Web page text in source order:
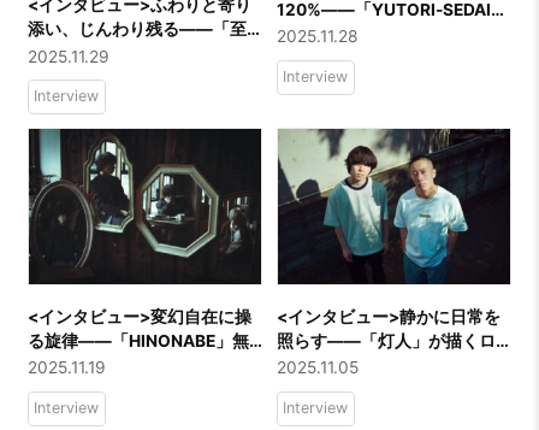
<インタビュー>ふわりと寄り
添い、じんわり残る――「至
福ぽんちょ」の秘密に迫る！
2025.11.29
Interview
120%――「YUTORI-SEDAI」
が奏でる笑顔の音。
2025.11.28
Interview
<インタビュー>変幻自在に操
る旋律――「HINONABE」無
限の進化に迫る
2025.11.19
Interview
<インタビュー>静かに日常を
照らす――「灯人」が描くロ
ックの“灯り”
2025.11.05
Interview